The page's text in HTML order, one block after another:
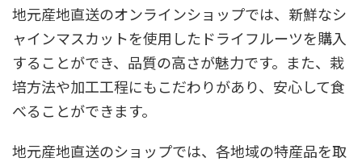
地元産地直送のオンラインショップでは、新鮮なシ
ャインマスカットを使用したドライフルーツを購入
することができ、品質の高さが魅力です。また、栽
培方法や加工工程にもこだわりがあり、安心して食
べることができます。
地元産地直送のショップでは、各地域の特産品を取